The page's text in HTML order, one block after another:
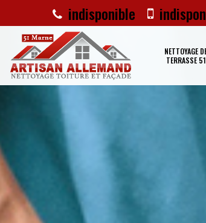
indisponible
NETTOYAGE
TERRASSE 51